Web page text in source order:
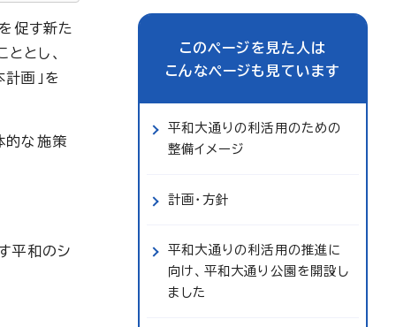
促す新た
とし、
画」を
的な施策
平和のシ
このページを見た人は
こんなページも見ています
平和大通りの利活用のための
整備イメージ
計画・方針
平和大通りの利活用の推進に
向け、平和大通り公園を開設し
ました